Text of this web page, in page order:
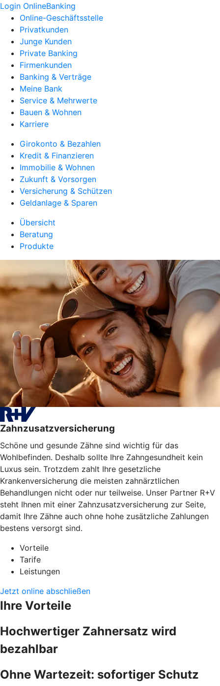
Login OnlineBanking
Online-Geschäftsstelle
Privatkunden
Junge Kunden
Private Banking
Firmenkunden
Banking & Verträge
Meine Bank
Service & Mehrwerte
Bauen & Wohnen
Karriere
Girokonto & Bezahlen
Kredit & Finanzieren
Immobilie & Wohnen
Zukunft & Vorsorgen
Versicherung & Schützen
Geldanlage & Sparen
Übersicht
Beratung
Produkte
Zahnzusatzversicherung
Schöne und gesunde Zähne sind wichtig für das
Wohlbefinden. Deshalb sollte Ihre Zahngesundheit kein
Luxus sein. Trotzdem zahlt Ihre gesetzliche
Krankenversicherung die meisten zahnärztlichen
Behandlungen nicht oder nur teilweise. Unser Partner R+V
steht Ihnen mit einer Zahnzusatzversicherung zur Seite,
damit Ihre Zähne auch ohne hohe zusätzliche Zahlungen
bestens versorgt sind.
Vorteile
Tarife
Leistungen
Jetzt online abschließen
Ihre Vorteile
Hochwertiger Zahnersatz wird
bezahlbar
Ohne Wartezeit: sofortiger Schutz